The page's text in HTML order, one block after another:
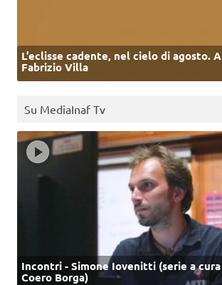
L’eclisse cadente, nel cielo di agosto.
Fabrizio Villa
Su MediaInaf Tv
Incontri - Simone Iovenitti (serie a
Coero Borga)